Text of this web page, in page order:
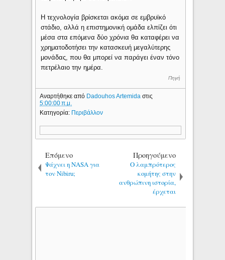
Η τεχνολογία βρίσκεται ακόμα σε εμβρυϊκό
στάδιο, αλλά η επιστημονική ομάδα ελπίζει ότι
μέσα στα επόμενα δύο χρόνια θα καταφέρει να
χρηματοδοτήσει την κατασκευή μεγαλύτερης
μονάδας, που θα μπορεί να παράγει έναν τόνο
πετρέλαιο την ημέρα.
Πηγή
Αναρτήθηκε από Dadouhos Artemidaστις
5:00:00 π.μ.
Κατηγορία: Περιβάλλον
Επόμενο
Ψάχνει η NASA για
τον Nibiru;
Προηγούμενο
Ο λαμπρότερος
κομήτης στην
ανθρώπινη ιστορία,
έρχεται